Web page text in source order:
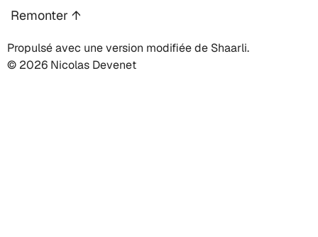
Remonter ↑
Propulsé avec une version modifiée de Shaarli.
© 2026 Nicolas Devenet